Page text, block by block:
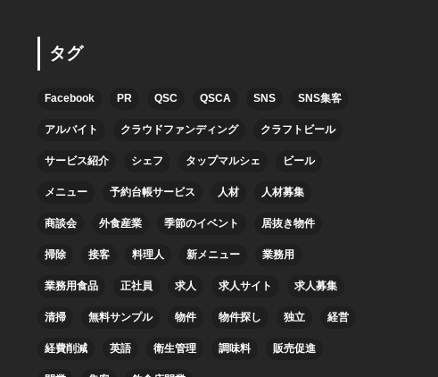
タグ
Facebook PR QSC QSCA SNS SNS集客
アルバイト クラウドファンディング クラフトビール
サービス紹介 シェフ タップマルシェ ビール
メニュー 予約台帳サービス 人材 人材募集
商談会 外食産業 季節のイベント 居抜き物件
掃除 接客 料理人 新メニュー 業務用
業務用食品 正社員 求人 求人サイト 求人募集
清掃 無料サンプル 物件 物件探し 独立 経営
経費削減 英語 衛生管理 調味料 販売促進